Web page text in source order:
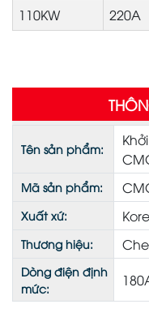
110KW
220A
Tên sản phẩm:
Mã sản phẩm:
Xuất xứ:
Thương hiệu:
Dòng điện định
mức: